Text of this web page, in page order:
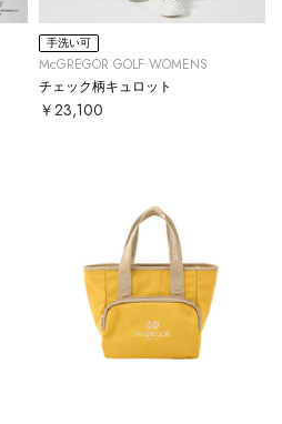
手洗い可
McGREGOR GOLF WOMENS
チェック柄キュロット
￥23,100